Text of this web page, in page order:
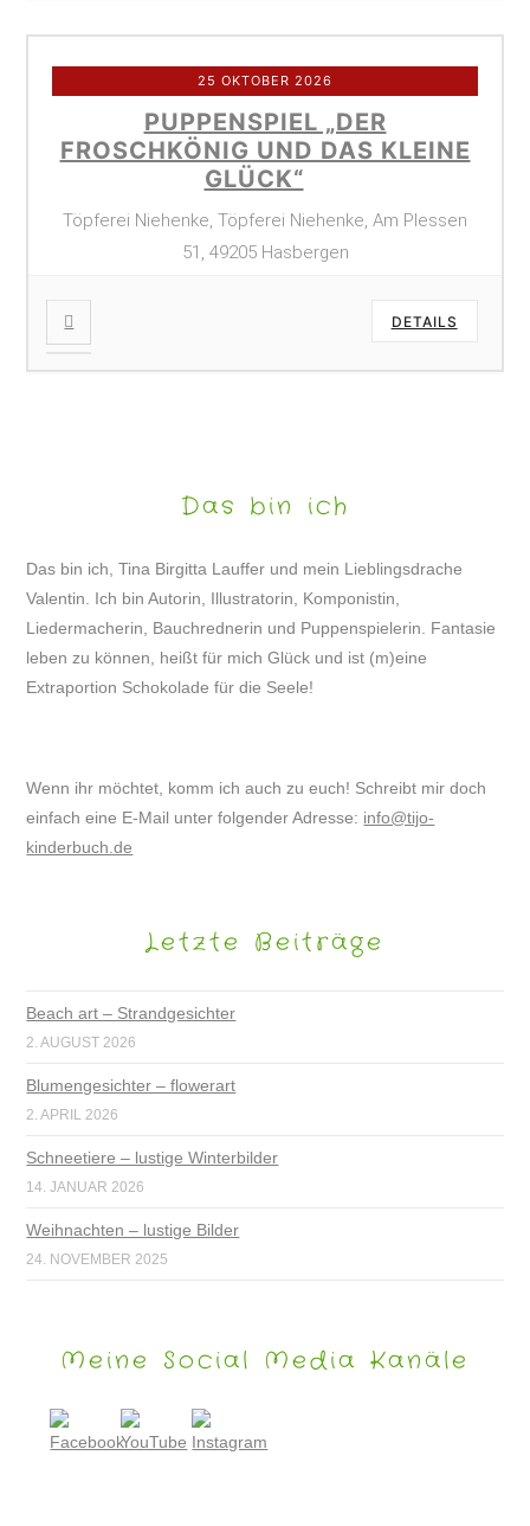
25 OKTOBER 2026
PUPPENSPIEL „DER
FROSCHKÖNIG UND DAS KLEINE
GLÜCK“
Töpferei Niehenke, Töpferei Niehenke, Am Plessen
51, 49205 Hasbergen
DETAILS
Das bin ich
Das bin ich, Tina Birgitta Lauffer und mein Lieblingsdrache
Valentin. Ich bin Autorin, Illustratorin, Komponistin,
Liedermacherin, Bauchrednerin und Puppenspielerin. Fantasie
leben zu können, heißt für mich Glück und ist (m)eine
Extraportion Schokolade für die Seele!
Wenn ihr möchtet, komm ich auch zu euch! Schreibt mir doch
einfach eine E-Mail unter folgender Adresse: info@tijo-
kinderbuch.de
Letzte Beiträge
Beach art – Strandgesichter
2. AUGUST 2026
Blumengesichter – flowerart
2. APRIL 2026
Schneetiere – lustige Winterbilder
14. JANUAR 2026
Weihnachten – lustige Bilder
24. NOVEMBER 2025
Meine Social Media Kanäle